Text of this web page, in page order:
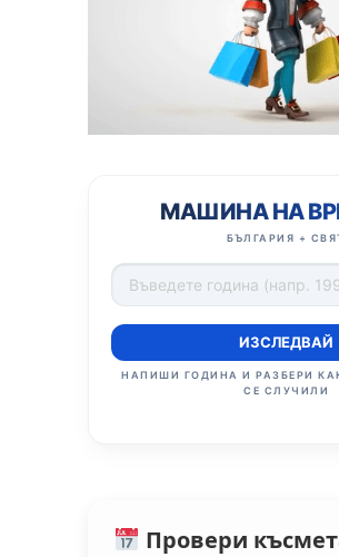
МАШИНА НА
БЪЛГАРИЯ +
ИЗСЛЕДВАЙ
НАПИШИ ГОДИНА И РАЗБЕРИ
СЕ СЛУЧИЛИ
Провери